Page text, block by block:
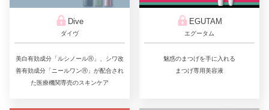
Dive
ダイヴ
美白有効成分「ルシノールⓇ」、シワ改
善有効成分「ニールワンⓇ」が配合され
た医療機関専売のスキンケア
EGUTAM
エグータム
魅惑のまつげを手に入れる
まつげ専用美容液